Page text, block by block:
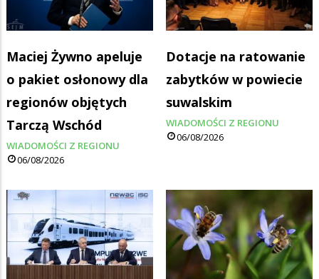
Maciej Żywno apeluje
o pakiet osłonowy dla
regionów objętych
Tarczą Wschód
WIADOMOŚCI Z REGIONU
06/08/2026
Dotacje na ratowanie
zabytków w powiecie
suwalskim
WIADOMOŚCI Z REGIONU
06/08/2026